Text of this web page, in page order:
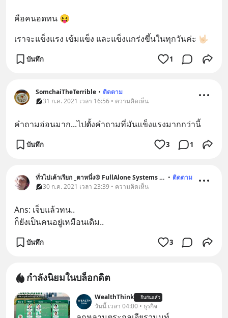
คือคนอดทน 😝
เราจะแข็งแรง เข้มแข็ง และแข็งแกร่งขึ้นในทุกวันค่ะ 🤟🏻
บันทึก 1
SomchaiTheTerrible • ติดตาม
31 ก.ค. 2021 เวลา 16:56 • ความคิดเห็น
คำถามอ่อนมาก...ไปตั้งคำถามที่มันแข็งแรงมากกว่านี้
บันทึก 3 1
ทั่วไปเค้าเรียก _ตาหนึ่ง® FullAlone Systems _™ • ติดตาม
30 ก.ค. 2021 เวลา 23:39 • ความคิดเห็น
Ans: เจ็บแล้วทน..
ก็ยังเป็นคนอยู่เหมือนเดิม..
บันทึก 3
กำลังนิยมในบล็อกดิต
WealthThink ยืนยันแล้ว
วันนี้ เวลา 04:00 • ธุรกิจ